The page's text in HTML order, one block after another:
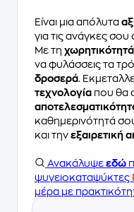
Είναι μια απόλυτα
για τις ανάγκες
Με τη χωρητικότητά
να φυλάσσεις τα
δροσερά.
τεχνολογία που θα
καθημερινότητά
και την εξαιρετική
Ανακάλυψε εδώ
ψυγειοκαταψύκτες
μέρα με